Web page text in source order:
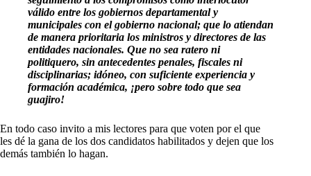
válido entre los gobiernos departamental y
municipales con el gobierno nacional; que lo atiendan
de manera prioritaria los ministros y directores de las
entidades nacionales. Que no sea ratero ni
politiquero, sin antecedentes penales, fiscales ni
disciplinarias; idóneo, con suficiente experiencia y
formación académica, ¡pero sobre todo que sea
guajiro!
En todo caso invito a mis lectores para que voten por el que
les dé la gana de los dos candidatos habilitados y dejen que los
demás también lo hagan.